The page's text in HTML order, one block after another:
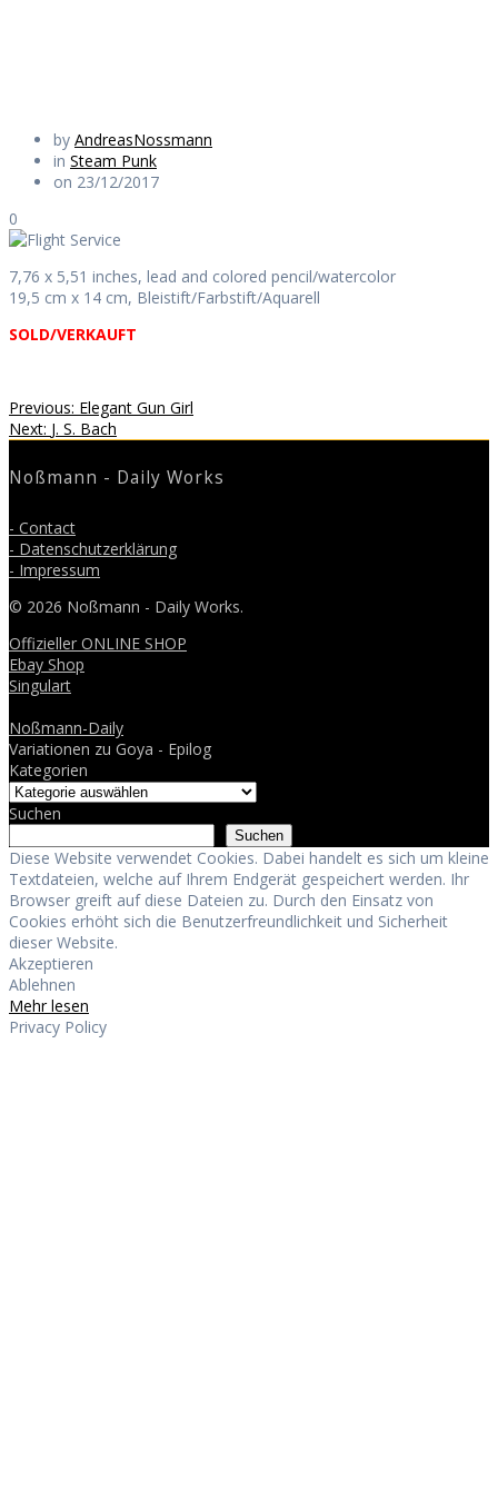
by AndreasNossmann
in Steam Punk
on 23/12/2017
0
7,76 x 5,51 inches, lead and colored pencil/watercolor
19,5 cm x 14 cm, Bleistift/Farbstift/Aquarell
SOLD/VERKAUFT
Beitragsnavigation
Previous: Previous
post:
Elegant Gun Girl
Next: Next
J. S. Bach
Noßmann - Daily Works
- Contact
- Datenschutzerklärung
- Impressum
© 2026 Noßmann - Daily Works.
Offizieller ONLINE SHOP
Ebay Shop
Singulart
Noßmann-Daily
Variationen zu Goya - Epilog
Kategorien
Suchen
Suchen
Diese Website verwendet Cookies. Dabei handelt es sich um kleine
Textdateien, welche auf Ihrem Endgerät gespeichert werden. Ihr
Browser greift auf diese Dateien zu. Durch den Einsatz von
Cookies erhöht sich die Benutzerfreundlichkeit und Sicherheit
dieser Website.
Akzeptieren
Ablehnen
Mehr lesen
Privacy Policy